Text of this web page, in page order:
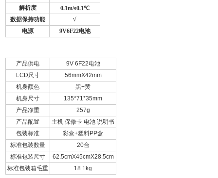
解析度
0.1m/s0.1℃
数据保持功能
√
电源
9V6F22电池
产品供电
9V 6F22电池
LCD尺寸
56mmX42mm
机身颜色
黑+黄
机身尺寸
135*71*35mm
产品净重
257g
产品配置
主机 保修卡 电池 说明书
包装标准
彩盒+塑料PP盒
标准包装数量
20台
标准包装尺寸
62.5cmX45cmX28.5cm
标准包装箱毛重
18.1kg